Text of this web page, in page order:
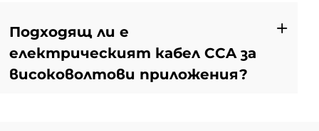
Подходящ ли е
електрическият кабел CCA за
високоволтови приложения?